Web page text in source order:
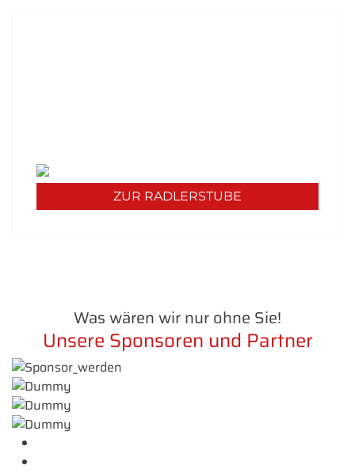
ZUR RADLERSTUBE
Was wären wir nur ohne Sie!
Unsere Sponsoren und Partner